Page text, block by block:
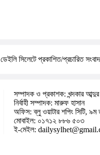
ডেইলি সিলেটে প্রকাশিত/প্রচারিত
সম্পাদক ও প্রকাশক: খন্দকার আব্দুর
নির্বাহী সম্পাদক: মারুফ হাসান
অফিস: ব্লু ওয়াটার শপিং সিটি, ৯ম
মোবাইল: ০১৭১২ ৮৮৬ ৫০৩
ই-মেইল: